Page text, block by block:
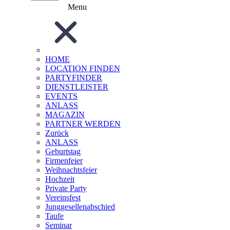
Menu
HOME
LOCATION FINDEN
PARTYFINDER
DIENSTLEISTER
EVENTS
ANLASS
MAGAZIN
PARTNER WERDEN
Zurück
ANLASS
Geburtstag
Firmenfeier
Weihnachtsfeier
Hochzeit
Private Party
Vereinsfest
Junggesellenabschied
Taufe
Seminar